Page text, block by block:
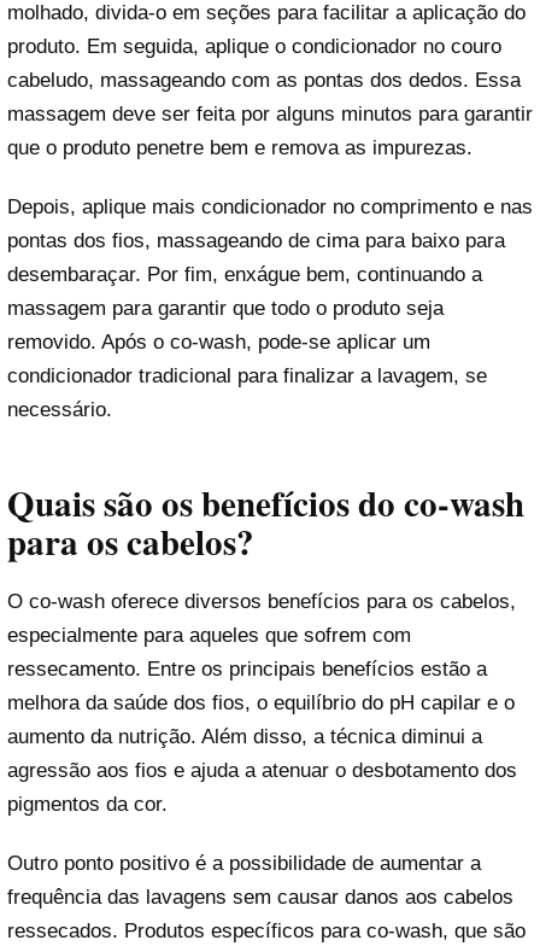
molhado, divida-o em seções para facilitar a aplicação do
produto. Em seguida, aplique o condicionador no couro
cabeludo, massageando com as pontas dos dedos. Essa
massagem deve ser feita por alguns minutos para garantir
que o produto penetre bem e remova as impurezas.
Depois, aplique mais condicionador no comprimento e nas
pontas dos fios, massageando de cima para baixo para
desembaraçar. Por fim, enxágue bem, continuando a
massagem para garantir que todo o produto seja
removido. Após o co-wash, pode-se aplicar um
condicionador tradicional para finalizar a lavagem, se
necessário.
Quais são os benefícios do co-wash
para os cabelos?
O co-wash oferece diversos benefícios para os cabelos,
especialmente para aqueles que sofrem com
ressecamento. Entre os principais benefícios estão a
melhora da saúde dos fios, o equilíbrio do pH capilar e o
aumento da nutrição. Além disso, a técnica diminui a
agressão aos fios e ajuda a atenuar o desbotamento dos
pigmentos da cor.
Outro ponto positivo é a possibilidade de aumentar a
frequência das lavagens sem causar danos aos cabelos
ressecados. Produtos específicos para co-wash, que são